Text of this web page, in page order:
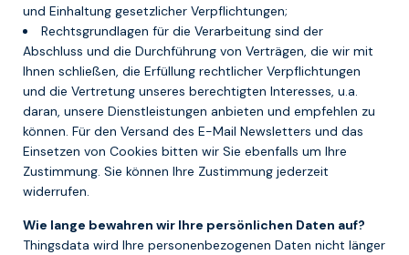
und Einhaltung gesetzlicher Verpflichtungen;
Rechtsgrundlagen für die Verarbeitung sind der
Abschluss und die Durchführung von Verträgen, die wir mit
Ihnen schließen, die Erfüllung rechtlicher Verpflichtungen
und die Vertretung unseres berechtigten Interesses, u.a.
daran, unsere Dienstleistungen anbieten und empfehlen zu
können. Für den Versand des E-Mail Newsletters und das
Einsetzen von Cookies bitten wir Sie ebenfalls um Ihre
Zustimmung. Sie können Ihre Zustimmung jederzeit
widerrufen.
Wie lange bewahren wir Ihre persönlichen Daten auf?
Thingsdata wird Ihre personenbezogenen Daten nicht länger